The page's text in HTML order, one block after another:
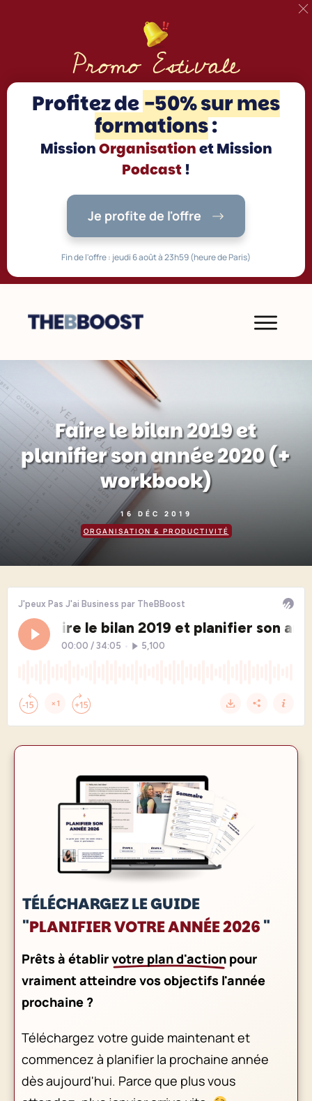
Faire le bilan 2019 et
planifier son année 2020 (+
workbook)
16 DÉC 2019
ORGANISATION & PRODUCTIVITÉ
TÉLÉCHARGEZ LE GUIDE
"PLANIFIER VOTRE ANNÉE 2026"
Prêts à établirvotre plan d'action pour
vraiment atteindre vos objectifs l'année
prochaine ?
Téléchargez votre guide maintenant et
commencez à planifier la prochaine année
dès aujourd'hui. Parce que plus vous
Promo Estivale
Profitez de -50% sur mes
formations:
MissionOrganisationet Mission
Podcast!
Je profite de l'offre
Fin de l'offre : jeudi 6 août à 23h59 (heure de Paris)